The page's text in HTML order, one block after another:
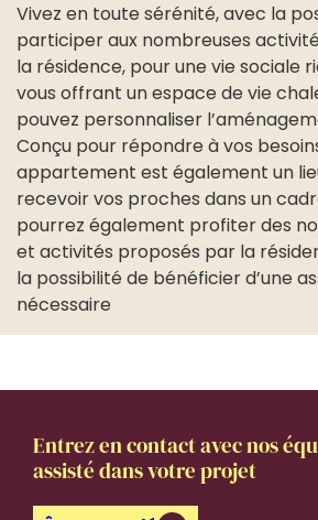
Vivez en toute sérénité, avec la
participer aux nombreuses
la résidence, pour une vie sociale
vous offrant un espace de vie
pouvez personnaliser
Conçu pour répondre à vos
appartement est également un
recevoir vos proches dans un
pourrez également profiter des
et activités proposés par la
la possibilité de bénéficier d’une
nécessaire
Entrez en contact avec nos
assisté dans votre projet